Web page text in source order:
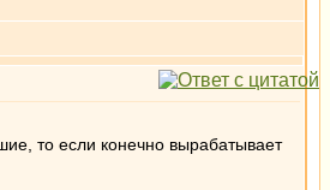
то если конечно вырабатывает